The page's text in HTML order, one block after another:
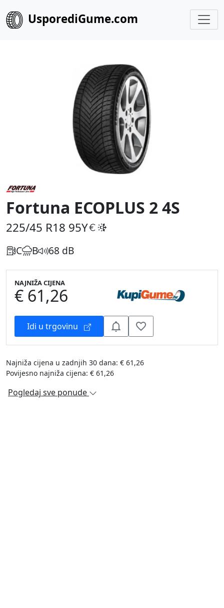
UsporediGume.com
Fortuna ECOPLUS 2 4S
225/45 R18 95Y
C B 68 dB
NAJNIŽA CIJENA
€ 61,26
Idi u trgovinu
Najniža cijena u zadnjih 30 dana: € 61,26
Povijesno najniža cijena: € 61,26
Pogledaj sve ponude